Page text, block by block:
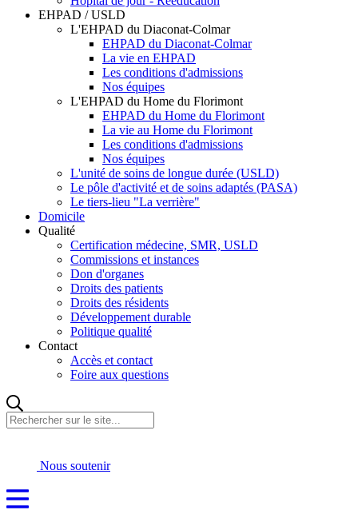
EHPAD / USLD
L'EHPAD du Diaconat-Colmar
EHPAD du Diaconat-Colmar
La vie en EHPAD
Les conditions d'admissions
Nos équipes
L'EHPAD du Home du Florimont
EHPAD du Home du Florimont
La vie au Home du Florimont
Les conditions d'admissions
Nos équipes
L'unité de soins de longue durée (USLD)
Le pôle d'activité et de soins adaptés (PASA)
Le tiers-lieu "La verrière"
Domicile
Qualité
Certification médecine, SMR, USLD
Commissions et instances
Don d'organes
Droits des patients
Droits des résidents
Développement durable
Politique qualité
Contact
Accès et contact
Foire aux questions
Rechercher
sur
Nous soutenir